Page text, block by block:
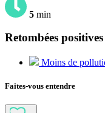
5 min
Retombées
Moins de
Faites-vous entendre